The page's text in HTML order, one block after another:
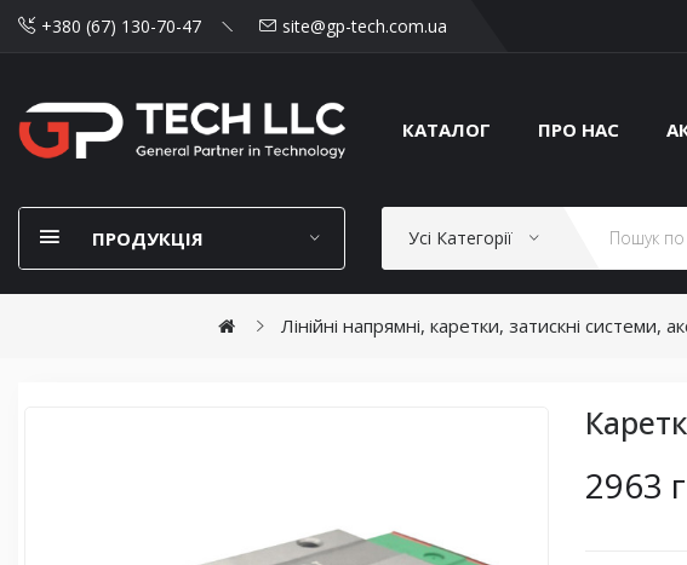
+380 (67) 130-70-47 site@gp-tech.com.ua
КАТАЛОГ ПРО НАС
ПРОДУКЦІЯ Усі Категорії
Лінійні напрямні, каретки, затискні системи,
2963